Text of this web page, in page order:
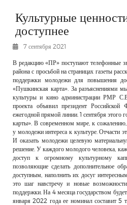
К СВЕДЕНИЮ
КОНКУРСЫ
ФОТОРЕПОРТАЖИ
РЕКЛАМОДАТЕЛЯМ
ОБЪЯВЛЕНИЯ
КОНТАКТЫ
Культурные
доступнее
7 сентября 2021
В редакцию «ПР» поступают телефонные
района с просьбой на страницах газеты
поддержки молодежи для повышения
«Пушкинская карта». За разъяснениями
культуры и кино администрации РМР
проекта объявил президент
ежегодной прямой линии. 1 сентября этого
карты». В современном мире, к
у молодежи интереса к культуре. Отчасти
И оказать молодежи целевую
решение. У каждого молодого человека,
доступ к огромному культурному
позволяющие сделать дополнительное
доступным, наполнить их досуг
это шаг навстречу и новые
поддержки. На 4 месяца государством
января 2022 года ее номинал составит 5